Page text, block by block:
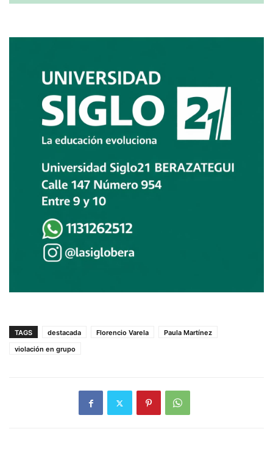
TAGS destacada Florencio Varela
Paula Martínez
violación en grupo